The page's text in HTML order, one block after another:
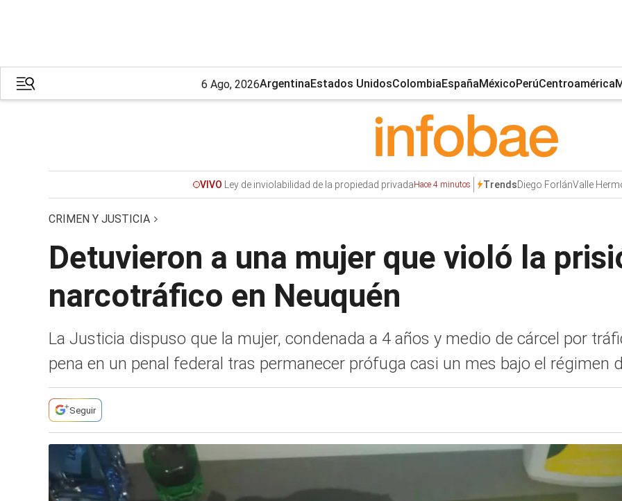
6 Ago, 2026ArgentinaEstados UnidosColombiaEspañaMéxicoPerúCentroamérica
VIVO Ley de inviolabilidad de la propiedad privadaHace 4 minutos TrendsDiego ForlánValle
CRIMEN Y JUSTICIA
Detuvieron a una mujer que violó la
narcotráfico en Neuquén
La Justicia dispuso que la mujer, condenada a 4 años y medio de cárcel por
pena en un penal federal tras permanecer prófuga casi un mes bajo el régimen
Seguir